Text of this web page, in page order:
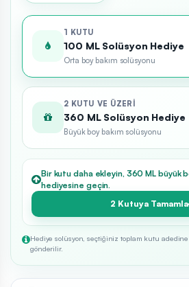
1 KUTU
100 ML Solüsyon Hediye
Orta boy bakım solüsyonu
2 KUTU VE ÜZERI
360 ML Solüsyon Hediye
Büyük boy bakım solüsyonu
Bir kutu daha ekleyin, 360 ML büyük
hediyesine geçin.
2 Kutuya Tamamla
Hediye solüsyon, seçtiğiniz toplam kutu
gönderilir.